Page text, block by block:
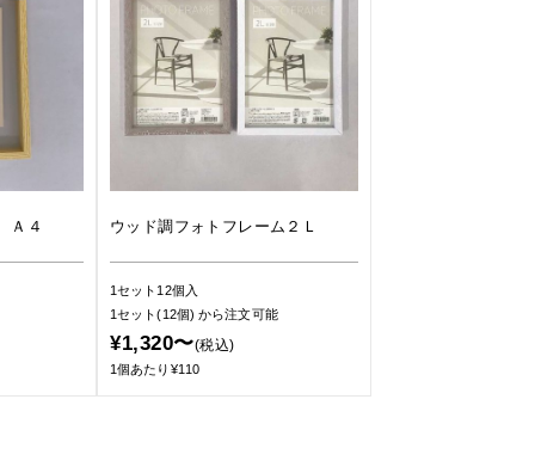
Ａ４ ウッド調フォトフレーム２Ｌ
1セット12個入
1セット(12個)から注文可能
¥1,320〜(税込)
1個あたり¥110